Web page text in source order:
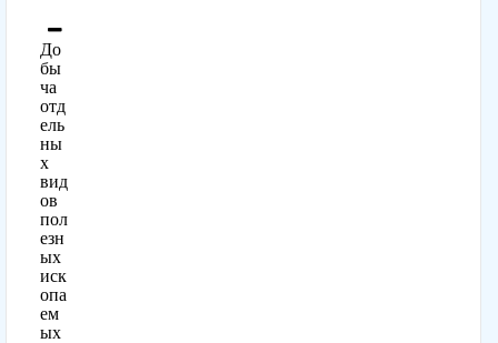
До
бы
ча
отд
ель
ны
х
вид
ов
пол
езн
ых
иск
опа
ем
ых